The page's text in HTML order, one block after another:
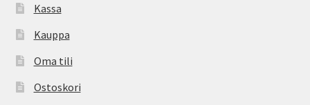
Kassa
Kauppa
Oma tili
Ostoskori